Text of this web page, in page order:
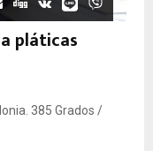
pláticas
385 Grados /